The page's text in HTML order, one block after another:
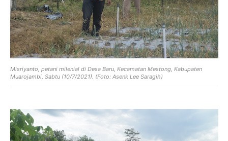
Misriyanto, petani milenial di Desa Baru, Kecamatan Mestong, Kabupaten
Muarojambi, Sabtu (10/7/2021). (Foto: Asenk Lee Saragih)